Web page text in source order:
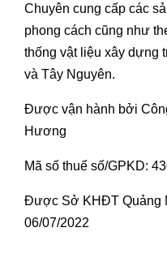
Chuyên cung cấp các
phong cách cũng như
thống vật liệu xây dựng
và Tây Nguyên.
Được vận hành bởi
Hương
Mã số thuế số/GPKD:
Được Sở KHĐT Quảng
06/07/2022